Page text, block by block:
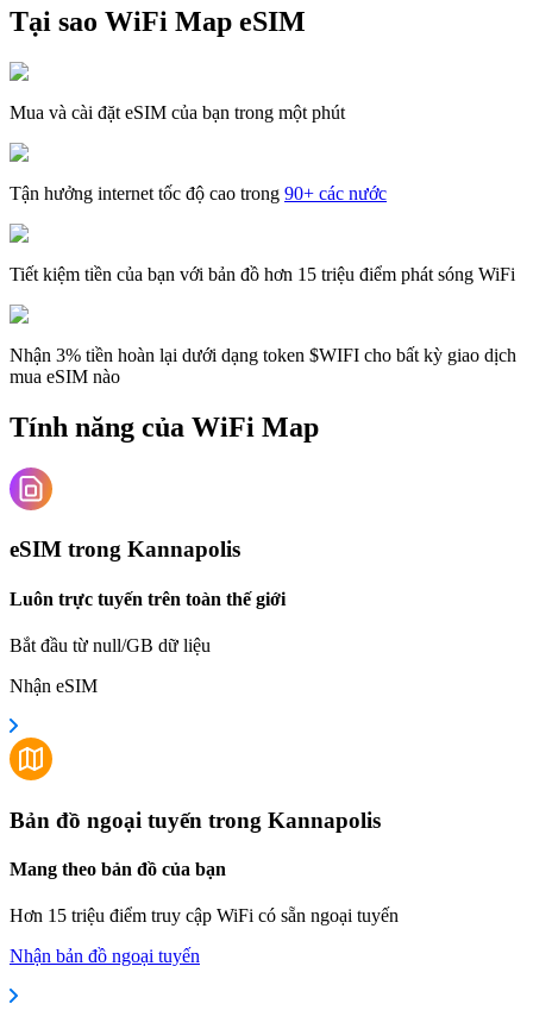
Tại sao WiFi Map eSIM
Mua và cài đặt eSIM của bạn trong một phút
Tận hưởng internet tốc độ cao trong 90+ các nước
Tiết kiệm tiền của bạn với bản đồ hơn 15 triệu điểm phát sóng WiFi
Nhận 3% tiền hoàn lại dưới dạng token $WIFI cho bất kỳ giao dịch
mua eSIM nào
Tính năng của WiFi Map
eSIM trong Kannapolis
Luôn trực tuyến trên toàn thế giới
Bắt đầu từ null/GB dữ liệu
Nhận eSIM
Bản đồ ngoại tuyến trong Kannapolis
Mang theo bản đồ của bạn
Hơn 15 triệu điểm truy cập WiFi có sẵn ngoại tuyến
Nhận bản đồ ngoại tuyến